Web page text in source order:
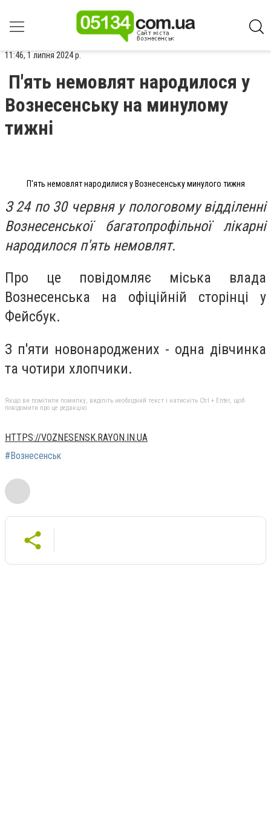
11:46, 1 липня 2024 р.
П'ять немовлят народилося у
Вознесенську на минулому
тижні
П'ять немовлят народилися у Вознесенську минулого тижня
З 24 по 30 червня у пологовому відділенні
Вознесенської багатопрофільної лікарні
народилося п'ять немовлят.
Про це повідомляє міська влада
Вознесенська на офіційній сторінці у
Фейсбук.
З п'яти новонароджених - одна дівчинка
та чотири хлопчики.
Якщо ви помітили помилку, виділіть необхідний текст і натисніть Ctrl + Enter, щоб
повідомити про це редакцію
HTTPS://VOZNESENSK.RAYON.IN.UA
#Вознесенськ